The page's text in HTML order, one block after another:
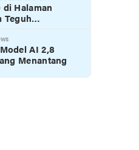
Halaman
Teguh…
AI 2,8
Menantang